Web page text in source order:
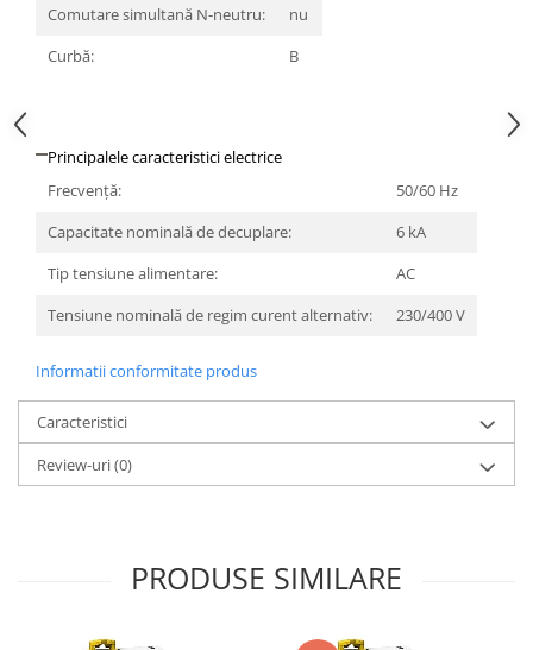
Comutare simultană N-neutru:
nu
Curbă:
B
Principalele caracteristici electrice
Frecvenţă:
50/60 Hz
Capacitate nominală de decuplare:
6 kA
Tip tensiune alimentare:
AC
Tensiune nominală de regim curent alternativ:
230/400 V
Informatii conformitate produs
Caracteristici
Review-uri(0)
PRODUSE SIMILARE